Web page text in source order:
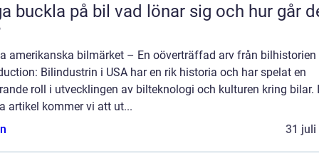
på bil vad lönar sig och hur går det
amerikanska bilmärket – En oöverträffad arv från bilhistorien
Bilindustrin i USA har en rik historia och har spelat en
roll i utvecklingen av bilteknologi och kulturen kring bilar. I
artikel kommer vi att ut...
31 juli